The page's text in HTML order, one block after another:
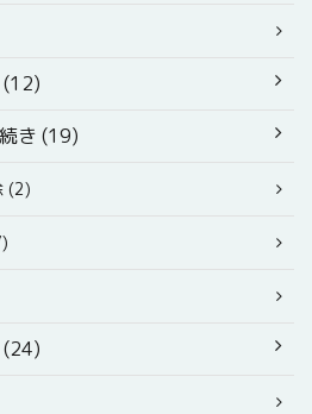
(12)
き (19)
(2)
(24)